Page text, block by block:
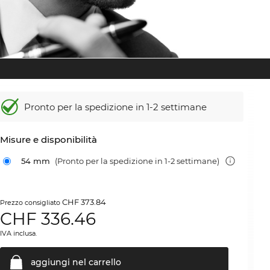
Pronto per la spedizione in 1-2 settimane
Misure e disponibilità
54 mm (Pronto per la spedizione in 1-2 settimane)
Prezzo consigliatoCHF 373.84
CHF336.46
IVA inclusa.
aggiungi nel carrello